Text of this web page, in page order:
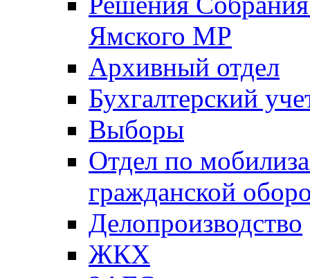
Ямского МР
Архивный отдел
Бухгалтерский
Выборы
Отдел по
гражданской
Делопроизводство
ЖКХ